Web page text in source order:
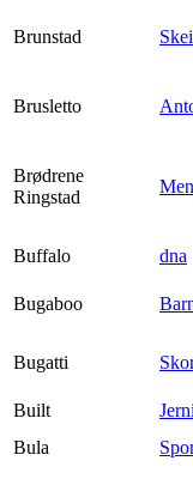
Brunstad
Brusletto
Brødrene
Ringstad
Buffalo
dna
Bugaboo
Bugatti
Built
Bula